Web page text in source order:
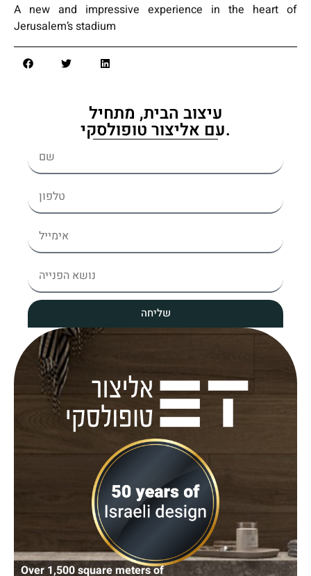
A new and impressive experience in the heart of
Jerusalem’s stadium
עיצוב הבית, מתחיל
עם אליצור טופולסקי.
שליחה
Over 1,500 square meters of